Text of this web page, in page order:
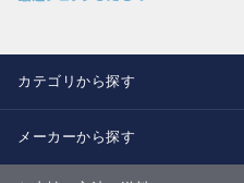
カテゴリから探す
メーカーから探す